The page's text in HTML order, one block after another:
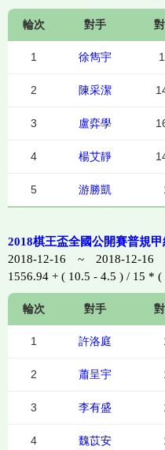
輪次 對手
1 徐雋宇
2 陳采潔
3 盧弈學
4 楊艾靜
5 游勝凱
2018棋王盃全國公開賽普規甲
2018-12-16 ~ 2018-12-16
1556.94 + ( 10.5 - 4.5 ) / 15 *
輪次 對手
1 許洛庭
2 蕭呈宇
3 李有盛
4 魏苡安